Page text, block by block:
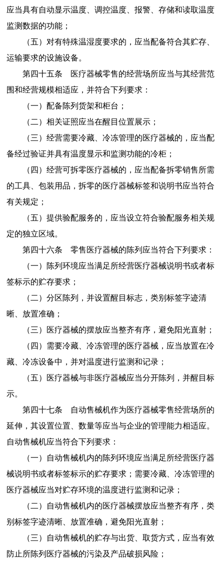
应当具有自动显示温度、调控温度、报警、存储和读取温度
监测数据的功能；
（五）对有特殊温湿度要求的，应当配备符合其贮存、
运输要求的设施设备。
第四十五条
医疗器械零售的经营场所应当与其经营范
围和经营规模相适应，并符合下列要求：
（一）配备陈列货架和柜台；
（二）相关证照应当在醒目位置展示；
（三）经营需要冷藏、冷冻管理的医疗器械的，应当配
备经过验证并具有温度显示和监测功能的冷柜；
（四）经营可拆零医疗器械的，应当配备拆零销售所需
的工具、包装用品，拆零的医疗器械标签和说明书应当符合
有关规定；
（五）提供验配服务的，应当设立符合验配服务相关规
定的独立区域。
第四十六条 零售医疗器械的陈列应当符合下列要求：
（一）陈列环境应当满足所经营医疗器械说明书或者标
签标示的贮存要求；
（二）分区陈列，并设置醒目标志，类别标签字迹清
晰、放置准确；
（三）医疗器械的摆放应当整齐有序，避免阳光直射；
（四）需要冷藏、冷冻管理的医疗器械，应当放置在冷
藏、冷冻设备中，并对温度进行监测和记录；
（五）医疗器械与非医疗器械应当分开陈列，并醒目标
示。
第四十七条
自动售械机作为医疗器械零售经营场所的
延伸，其设置位置、数量等应当与企业的管理能力相适应。
自动售械机应当符合下列要求：
（一）自动售械机内的陈列环境应当满足所经营医疗器
械说明书或者标签标示的贮存要求；需要冷藏、冷冻管理的
医疗器械应当对贮存环境的温度进行监测和记录；
（二）自动售械机内的医疗器械摆放应当整齐有序，类
别标签字迹清晰、放置准确，避免阳光直射；
（三）自动售械机的贮存与出货、取货方式，应当有效
防止所陈列医疗器械的污染及产品破损风险；